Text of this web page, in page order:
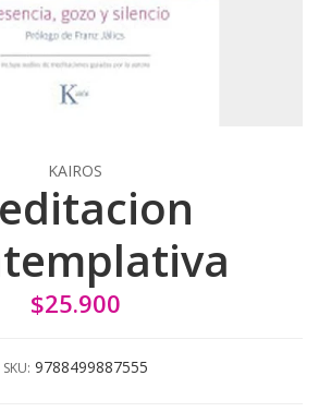
KAIROS
$25.900
SKU: 9788499887555